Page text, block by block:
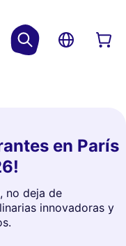
en París
no deja de
innovadoras y